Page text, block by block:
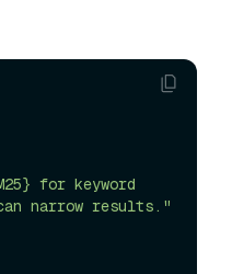
for keyword
narrow results."